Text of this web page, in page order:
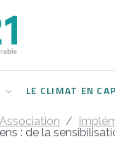
LE CLIMAT EN
: de la
21